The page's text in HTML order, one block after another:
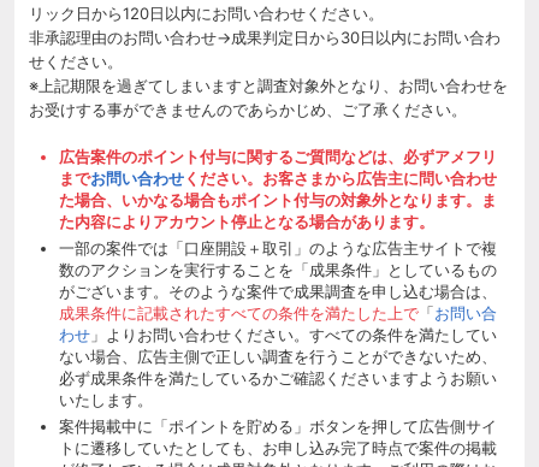
リック日から120日以内にお問い合わせください。
非承認理由のお問い合わせ→成果判定日から30日以内にお問い合わ
せください。
※上記期限を過ぎてしまいますと調査対象外となり、お問い合わせを
お受けする事ができませんのであらかじめ、ご了承ください。
広告案件のポイント付与に関するご質問などは、必ずアメフリ
までお問い合わせください。お客さまから広告主に問い合わせ
た場合、いかなる場合もポイント付与の対象外となります。ま
た内容によりアカウント停止となる場合があります。
一部の案件では「口座開設＋取引」のような広告主サイトで複
数のアクションを実行することを「成果条件」としているもの
がございます。そのような案件で成果調査を申し込む場合は、
成果条件に記載されたすべての条件を満たした上で「お問い合
わせ」よりお問い合わせください。すべての条件を満たしてい
ない場合、広告主側で正しい調査を行うことができないため、
必ず成果条件を満たしているかご確認くださいますようお願い
いたします。
案件掲載中に「ポイントを貯める」ボタンを押して広告側サイ
トに遷移していたとしても、お申し込み完了時点で案件の掲載